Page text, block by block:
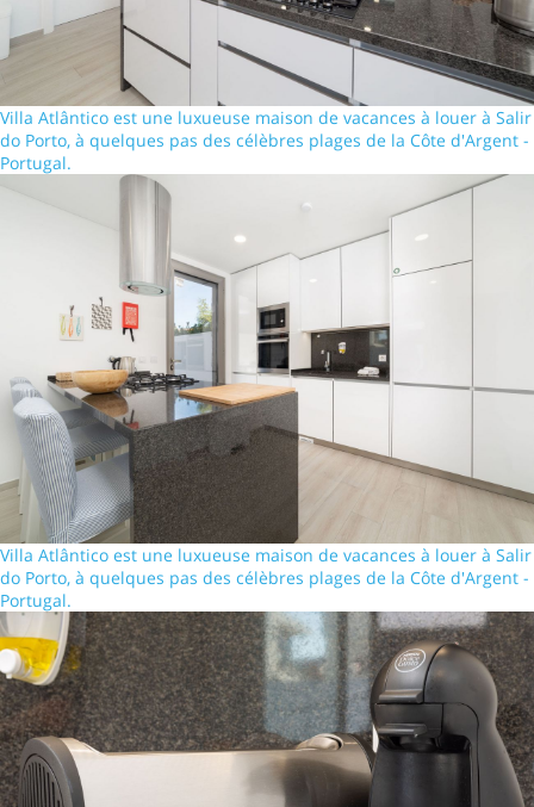
Villa Atlântico est une luxueuse maison de vacances à louer à Salir
do Porto, à quelques pas des célèbres plages de la Côte d'Argent -
Portugal.
Villa Atlântico est une luxueuse maison de vacances à louer à Salir
do Porto, à quelques pas des célèbres plages de la Côte d'Argent -
Portugal.